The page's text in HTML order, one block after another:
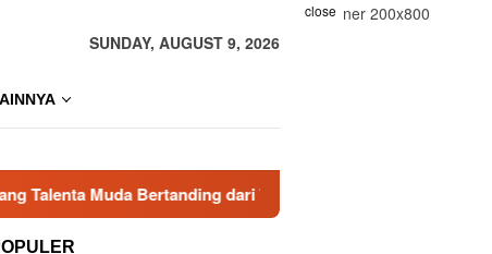
close
SUNDAY, AUGUST 9, 2026
Bertanding dari Tingkat Polres